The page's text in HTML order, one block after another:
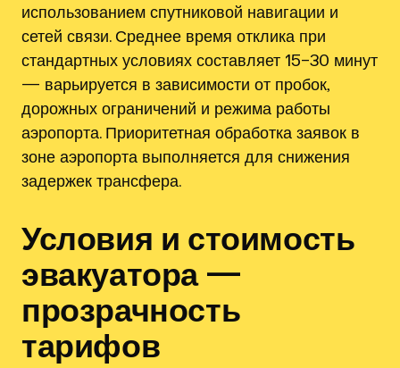
использованием спутниковой навигации и
сетей связи. Среднее время отклика при
стандартных условиях составляет 15–30 минут
— варьируется в зависимости от пробок,
дорожных ограничений и режима работы
аэропорта. Приоритетная обработка заявок в
зоне аэропорта выполняется для снижения
задержек трансфера.
Условия и стоимость
эвакуатора —
прозрачность
тарифов